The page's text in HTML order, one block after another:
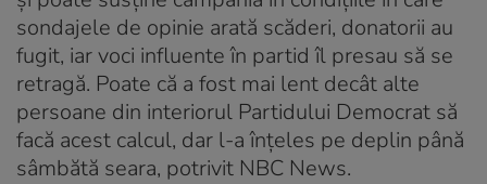
sondajele de opinie arată scăderi, donatorii au
fugit, iar voci influente în partid îl presau să se
retragă. Poate că a fost mai lent decât alte
persoane din interiorul Partidului Democrat să
facă acest calcul, dar l-a înţeles pe deplin până
sâmbătă seara, potrivit NBC News.